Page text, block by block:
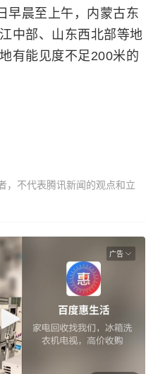
早晨至上午，内蒙古东
中部、山东西北部等地
有能见度不足200米的
，不代表腾讯新闻的观点和立
广告